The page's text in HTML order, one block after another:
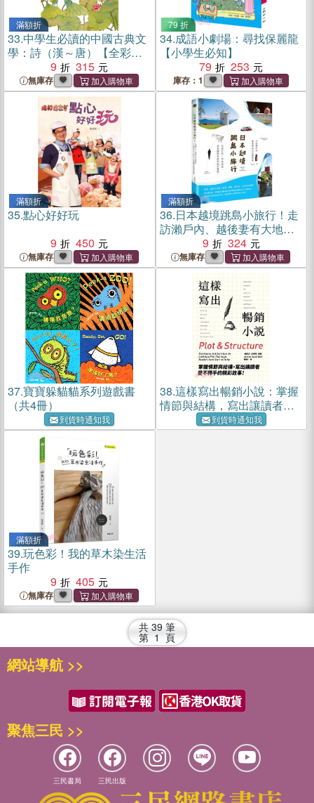
滿額折
33.中學生必讀的中國古典文
學：詩（漢～唐）【全彩圖
9 315
無庫存
79 折
34.成語小劇場：尋找保麗龍
【小學生必知】
79
253
庫存：1
滿額折
35.點心好好玩
9
450
無庫存
滿額折
36.日本越境跳島小旅行！走
訪瀨戶內、越後妻有大地藝
術祭：50位巨匠X70件作
品，看見國際名家的設計風
景
9 324
無庫存
37.寶寶躲貓貓系列遊戲書
（共4冊）
到貨時通知我
38.這樣寫出暢銷小說：掌握
情節與結構，寫出讓讀者愛
不釋手的精彩故事！
到貨時通知我
滿額折
39.玩色彩！我的草木染生活
手作
9
405
無庫存
共 39 筆
第 1 頁
網站導航 >>
聚焦三民 >>
三民書局 三民出版